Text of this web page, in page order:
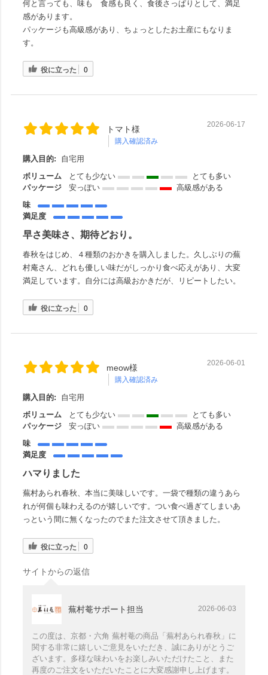
何と言っても、味も 食感も良く、食後さっぱりとして、満足
感があります。
パッケージも高級感があり、ちょっとしたお土産にもなりま
す。
役に立った 0
トマト様
購入確認済み
2026-06-17
購入目的:
自宅用
ボリューム
とても少ない
とても多い
パッケージ
安っぽい
高級感がある
味
満足度
早さ美味さ、期待どおり。
春秋をはじめ、４種類のおかきを購入しました。久しぶりの蕪
村庵さん、どれも優しい味だがしっかり食べ応えがあり、大変
満足しています。自分には高級おかきだが、リピートしたい。
役に立った 0
meow様
購入確認済み
2026-06-01
購入目的:
自宅用
ボリューム
とても少ない
とても多い
パッケージ
安っぽい
高級感がある
味
満足度
ハマりました
蕪村あられ春秋、本当に美味しいです。一袋で種類の違うあら
れが何個も味わえるのが嬉しいです。つい食べ過ぎてしまいあ
っという間に無くなったのでまた注文させて頂きました。
役に立った 0
サイトからの返信
蕪村菴サポート担当 2026-06-03
この度は、京都・六角 蕪村菴の商品「蕪村あられ春秋」に
関する非常に嬉しいご意見をいただき、誠にありがとうご
ざいます。多様な味わいをお楽しみいただけたこと、また
再度のご注文をいただいたことに大変感謝申し上げます。